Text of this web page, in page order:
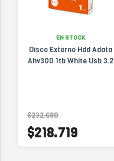
EN STOCK
Disco Externo Hdd Adata
Ahv300 1tb White Usb 3.2
$232.680
$218.719